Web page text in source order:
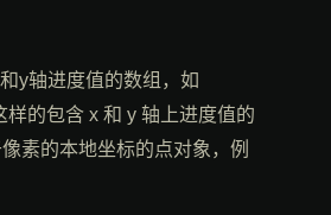
y轴进度值的数组，如
的包含 x 和 y 轴上进度值的
素的本地坐标的点对象，例